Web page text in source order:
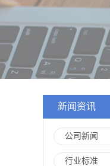
新闻资讯
公司新闻
行业标准